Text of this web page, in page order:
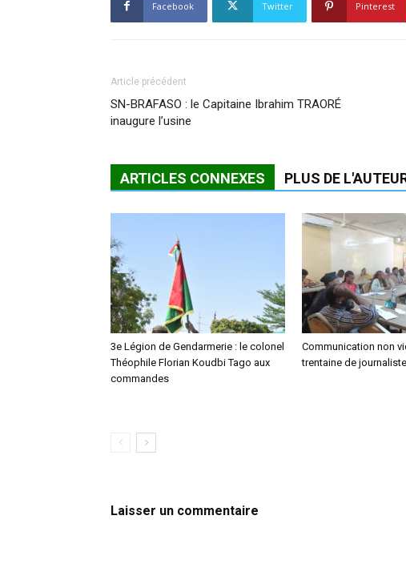
Facebook Twitter Pinterest
Article précédent
SN-BRAFASO : le Capitaine Ibrahim TRAORÉ
inaugure l’usine
ARTICLES CONNEXES PLUS DE
3e Légion de Gendarmerie : le colonel
Théophile Florian Koudbi Tago aux
commandes
Communication non
trentaine de
Laisser un commentaire